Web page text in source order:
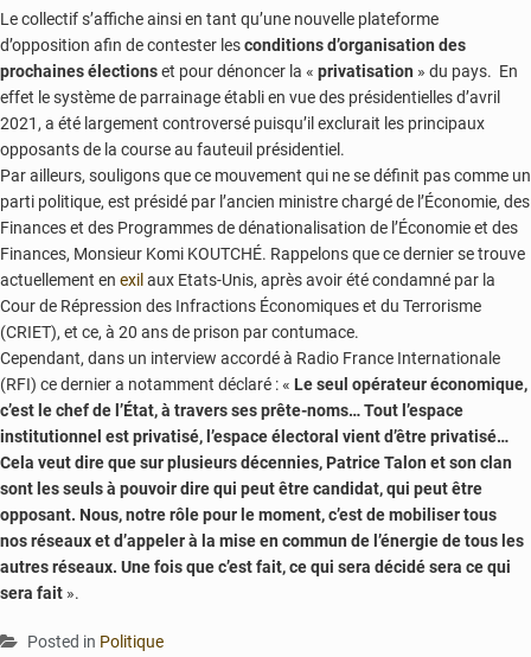
Le collectif s’affiche ainsi en tant qu’une nouvelle plateforme
d’opposition afin de contester lesconditions d’organisation des
prochaines électionset pour dénoncer la « privatisation » du pays. En
effet le système de parrainage établi en vue des présidentielles d’avril
2021, a été largement controversé puisqu’il exclurait les principaux
opposants de la course au fauteuil présidentiel.
Par ailleurs, souligons que ce mouvement qui ne se définit pas comme un
parti politique, est présidé par l’ancien ministre chargé de l’Économie, des
Finances et des Programmes de dénationalisation de l’Économie et des
Finances, Monsieur Komi KOUTCHÉ. Rappelons que ce dernier se trouve
actuellement en exilaux Etats-Unis, après avoir été condamné par la
Cour de Répression des Infractions Économiques et du Terrorisme
(CRIET), et ce, à 20 ans de prison par contumace.
Cependant, dans un interview accordé à Radio France Internationale
(RFI) ce dernier a notamment déclaré : « Le seul opérateur économique,
c’est le chef de l’État, à travers ses prête-noms… Tout l’espace
institutionnel est privatisé, l’espace électoral vient d’être privatisé…
Cela veut dire que sur plusieurs décennies, Patrice Talon et son clan
sont les seuls à pouvoir dire qui peut être candidat, qui peut être
opposant. Nous, notre rôle pour le moment, c’est de mobiliser tous
nos réseaux et d’appeler à la mise en commun de l’énergie de tous les
autres réseaux. Une fois que c’est fait, ce qui sera décidé sera ce qui
sera fait ».
Posted in Politique